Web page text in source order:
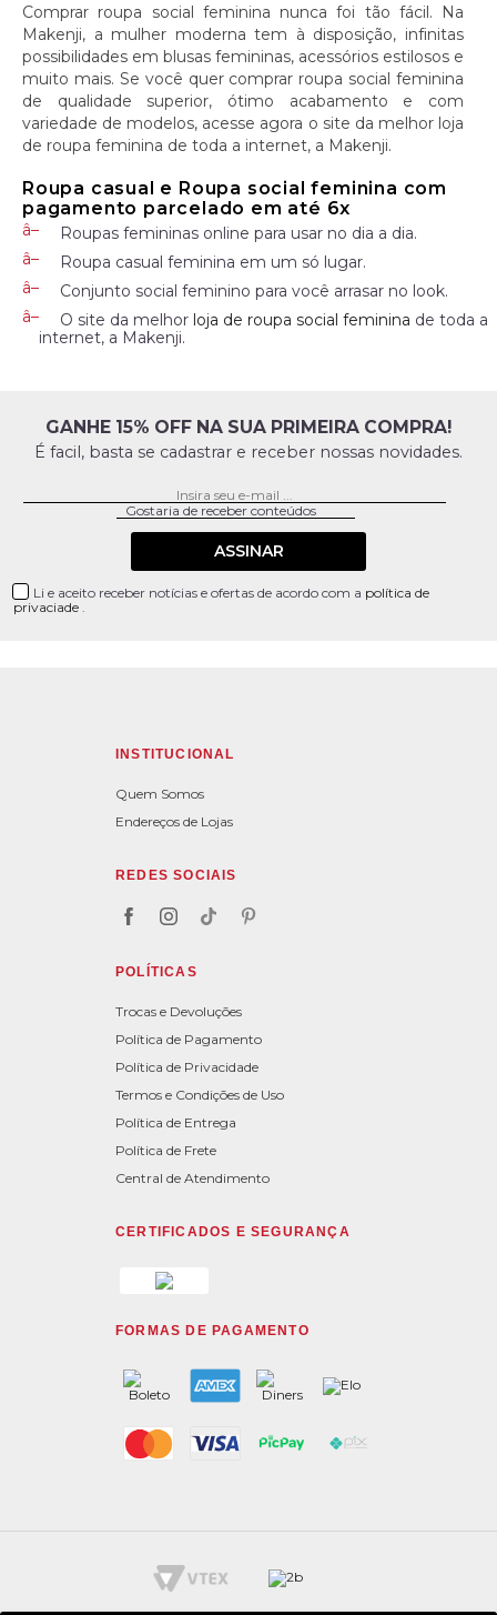
Comprar roupa social feminina nunca foi tão fácil. Na
Makenji, a mulher moderna tem à disposição, infinitas
possibilidades em blusas femininas, acessórios estilosos e
muito mais. Se você quer comprar roupa social feminina
de qualidade superior, ótimo acabamento e com
variedade de modelos, acesse agora o site da melhor loja
de roupa feminina de toda a internet, a Makenji.
Roupa casual e Roupa social feminina com
pagamento parcelado em até 6x
Roupas femininas online para usar no dia a dia.
Roupa casual feminina em um só lugar.
Conjunto social feminino para você arrasar no look.
O site da melhor loja de roupa social feminina de toda a
internet, a Makenji.
GANHE 15% OFF NA SUA PRIMEIRA COMPRA!
É facil, basta se cadastrar e receber nossas novidades.
ASSINAR
Li e aceito receber notícias e ofertas de acordo com a política de
privaciade
INSTITUCIONAL
Quem Somos
Endereços de Lojas
REDES SOCIAIS
POLÍTICAS
Trocas e Devoluções
Política de Pagamento
Política de Privacidade
Termos e Condições de Uso
Política de Entrega
Política de Frete
Central de Atendimento
CERTIFICADOS E SEGURANÇA
FORMAS DE PAGAMENTO